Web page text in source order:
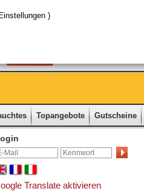
Topangebote Gutscheine
Translate aktivieren
)